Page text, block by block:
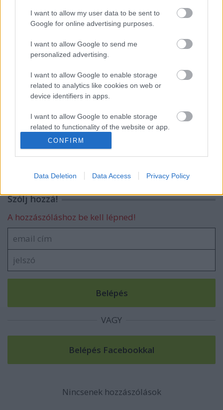
I want to allow my user data to be sent to
Google for online advertising purposes.
I want to allow Google to send me
personalized advertising.
I want to allow Google to enable storage
related to analytics like cookies on web or
device identifiers in apps.
I want to allow Google to enable storage
related to functionality of the website or app.
I want to allow Google to enable storage
related to personalization.
I want to allow Google to enable storage
functionality and fraud prevention, and other
CONFIRM
Data Deletion Data Access Privacy Policy
Mezna bizonyított
Júliusi szezonális receptek
Szólj hozzá!
A hozzászóláshoz be kell lépned!
VAGY
Nincsenek hozzászólások